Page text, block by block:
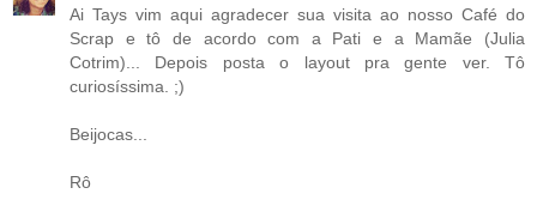
Ai Tays vim aqui agradecer sua visita ao nosso Café do
Scrap e tô de acordo com a Pati e a Mamãe (Julia
Cotrim)... Depois posta o layout pra gente ver. Tô
curiosíssima. ;)
Beijocas...
Rô